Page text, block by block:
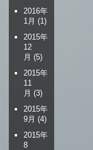
2016年
1月 (1)
2015年
12
月 (5)
2015年
11
月 (3)
2015年
9月 (4)
2015年
8